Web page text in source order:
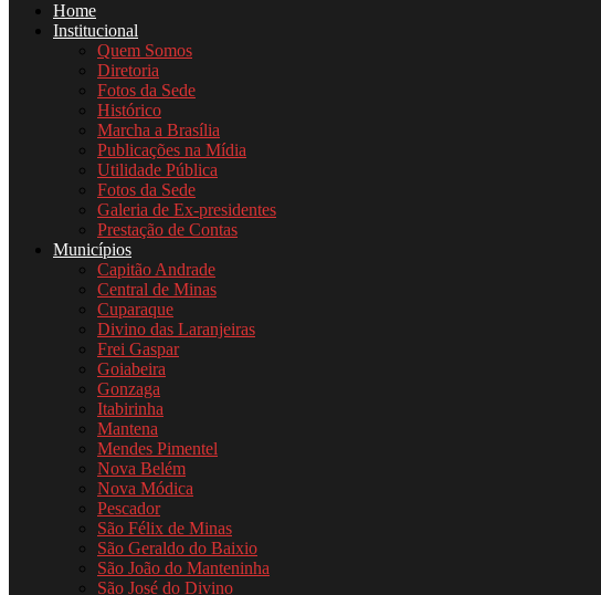
Home
Institucional
Quem Somos
Diretoria
Fotos da Sede
Histórico
Marcha a Brasília
Publicações na Mídia
Utilidade Pública
Fotos da Sede
Galeria de Ex-presidentes
Prestação de Contas
Municípios
Capitão Andrade
Central de Minas
Cuparaque
Divino das Laranjeiras
Frei Gaspar
Goiabeira
Gonzaga
Itabirinha
Mantena
Mendes Pimentel
Nova Belém
Nova Módica
Pescador
São Félix de Minas
São Geraldo do Baixio
São João do Manteninha
São José do Divino